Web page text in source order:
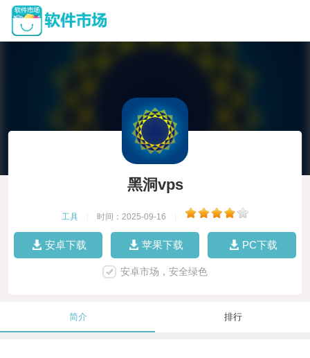
黑洞vps
工具 时间：2025-09-16
安卓下载 苹果下载 PC下载
安卓市场，安全绿色
简介 排行